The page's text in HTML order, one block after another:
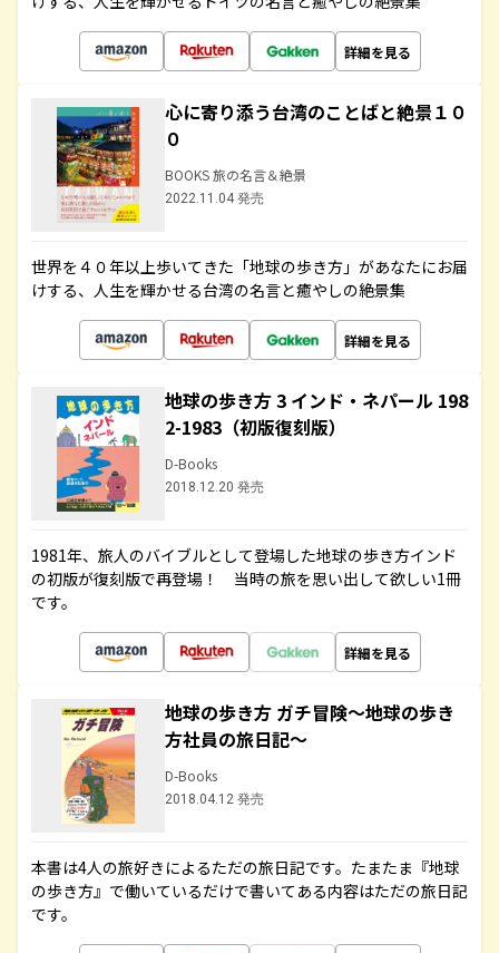
詳細を見る
心に寄り添う台湾のことばと絶景１０
０
BOOKS 旅の名言＆絶景
2022.11.04 発売
世界を４０年以上歩いてきた「地球の歩き方」があなたにお届
けする、人生を輝かせる台湾の名言と癒やしの絶景集
詳細を見る
地球の歩き方 3 インド・ネパール 198
2-1983（初版復刻版）
D-Books
2018.12.20 発売
1981年、旅人のバイブルとして登場した地球の歩き方インド
の初版が復刻版で再登場！ 当時の旅を思い出して欲しい1冊
です。
詳細を見る
地球の歩き方 ガチ冒険～地球の歩き
方社員の旅日記～
D-Books
2018.04.12 発売
本書は4人の旅好きによるただの旅日記です。たまたま『地球
の歩き方』で働いているだけで書いてある内容はただの旅日記
です。